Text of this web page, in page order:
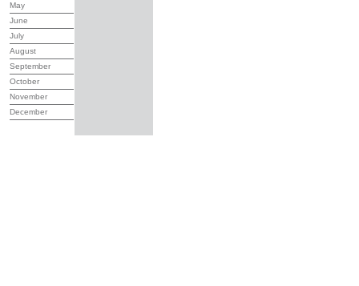
May
June
July
August
September
October
November
December